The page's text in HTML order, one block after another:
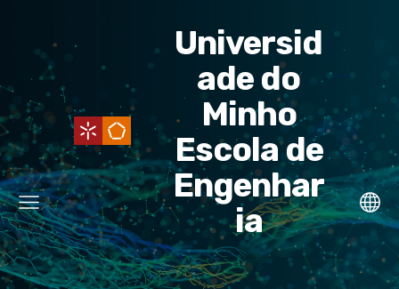
Universid
ade do
Minho
Escola de
Engenhar
ia